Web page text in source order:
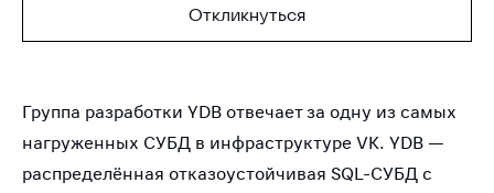
Откликнуться
Группа разработки YDB отвечает за одну из самых
нагруженных СУБД в инфраструктуре VK. YDB —
распределённая отказоустойчивая SQL-СУБД с